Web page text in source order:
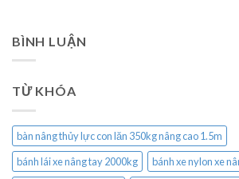
BÌNH LUẬN
TỪ KHÓA
bàn nâng thủy lực con lăn 350kg nâng cao 1.5m
bánh lái xe nâng tay 2000kg
bánh xe nylon xe